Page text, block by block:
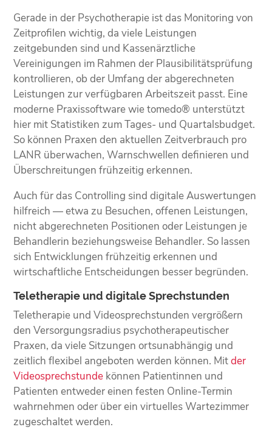
Gerade in der Psychotherapie ist das Monitoring von
Zeitprofilen wichtig, da viele Leistungen
zeitgebunden sind und Kassenärztliche
Vereinigungen im Rahmen der Plausibilitätsprüfung
kontrollieren, ob der Umfang der abgerechneten
Leistungen zur verfügbaren Arbeitszeit passt. Eine
moderne Praxissoftware wie tomedo® unterstützt
hier mit Statistiken zum Tages- und Quartalsbudget.
So können Praxen den aktuellen Zeitverbrauch pro
LANR überwachen, Warnschwellen definieren und
Überschreitungen frühzeitig erkennen.
Auch für das Controlling sind digitale Auswertungen
hilfreich — etwa zu Besuchen, offenen Leistungen,
nicht abgerechneten Positionen oder Leistungen je
Behandlerin beziehungsweise Behandler. So lassen
sich Entwicklungen frühzeitig erkennen und
wirtschaftliche Entscheidungen besser begründen.
Teletherapie und digitale Sprechstunden
Teletherapie und Videosprechstunden vergrößern
den Versorgungsradius psychotherapeutischer
Praxen, da viele Sitzungen ortsunabhängig und
zeitlich flexibel angeboten werden können. Mitder
Videosprechstunde können Patientinnen und
Patienten entweder einen festen Online-Termin
wahrnehmen oder über ein virtuelles Wartezimmer
zugeschaltet werden.